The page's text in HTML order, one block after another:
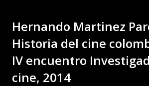
Hernando Martinez
Historia del cine
IV encuentro
cine, 2014